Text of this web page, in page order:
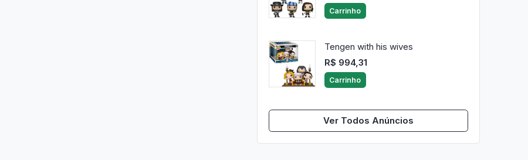
Carrinho
Tengen with his wives
R$ 994,31
Carrinho
Ver Todos Anúncios